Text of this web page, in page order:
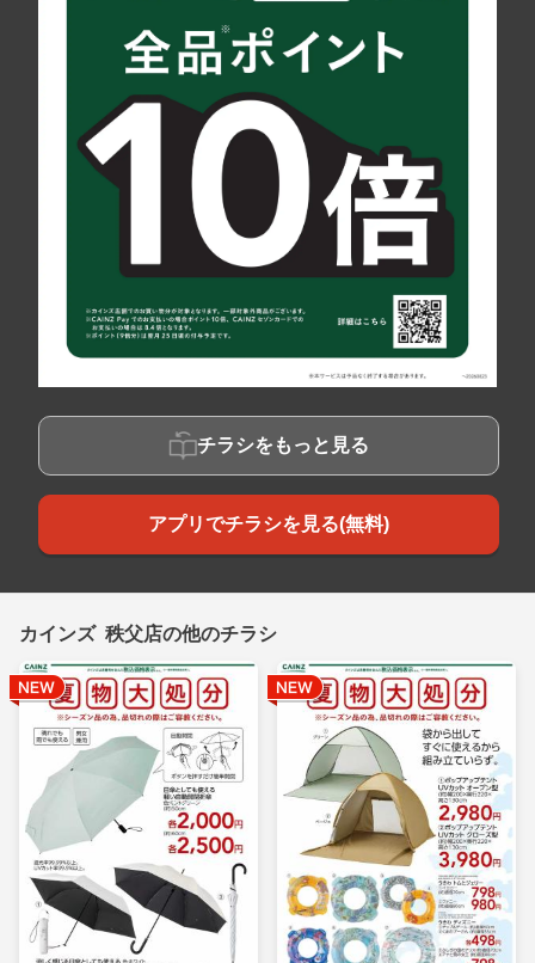
チラシをもっと見る
アプリでチラシを見る(無料)
カインズ 秩父店の他のチラシ